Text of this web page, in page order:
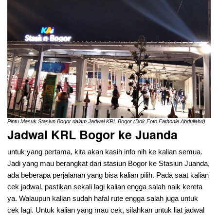
Pintu Masuk Stasiun Bogor dalam Jadwal KRL Bogor (Dok.Foto Fathonie Abdullahd)
Jadwal KRL Bogor ke Juanda
untuk yang pertama, kita akan kasih info nih ke kalian semua.
Jadi yang mau berangkat dari stasiun Bogor ke Stasiun Juanda,
ada beberapa perjalanan yang bisa kalian pilih. Pada saat kalian
cek jadwal, pastikan sekali lagi kalian engga salah naik kereta
ya. Walaupun kalian sudah hafal rute engga salah juga untuk
cek lagi. Untuk kalian yang mau cek, silahkan untuk liat jadwal